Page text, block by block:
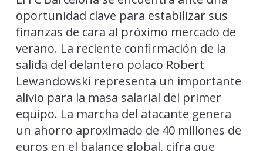
oportunidad clave para estabilizar sus
finanzas de cara al próximo mercado de
verano. La reciente confirmación de la
salida del delantero polaco Robert
Lewandowski representa un importante
alivio para la masa salarial del primer
equipo. La marcha del atacante genera
un ahorro aproximado de 40 millones de
euros en el balance global, cifra que